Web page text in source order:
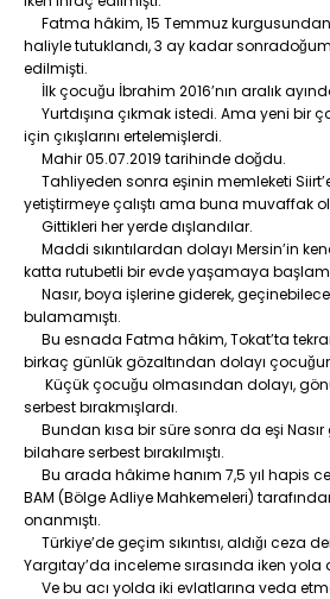
Fatma hâkim, 15 Temmuz
haliyle tutuklandı, 3 ay kadar
edilmişti.
İlk çocuğu İbrahim 2016’nın aralık
Yurtdışına çıkmak istedi. Ama yeni bir
için çıkışlarını ertelemişlerdi.
Mahir 05.07.2019 tarihinde doğdu.
Tahliyeden sonra eşinin memleketi
yetiştirmeye çalıştı ama buna muvaffak
Gittikleri her yerde dışlandılar.
Maddi sıkıntılardan dolayı Mersin’in
katta rutubetli bir evde yaşamaya
Nasır, boya işlerine giderek,
bulamamıştı.
Bu esnada Fatma hâkim, Tokat’ta tekrar
birkaç günlük gözaltından dolayı
Küçük çocuğu olmasından dolayı,
serbest bırakmışlardı.
Bundan kısa bir süre sonra da eşi Nasır
bilahare serbest bırakılmıştı.
Bu arada hâkime hanım 7,5 yıl hapis
BAM (Bölge Adliye Mahkemeleri)
onanmıştı.
Türkiye’de geçim sıkıntısı, aldığı ceza
Yargıtay’da inceleme sırasında iken yola
Ve bu acı yolda iki evlatlarına veda